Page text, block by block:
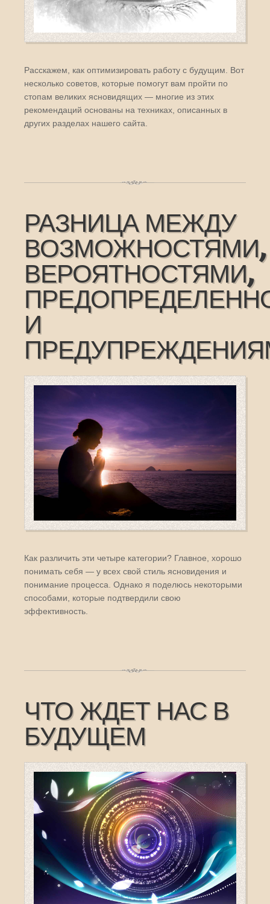
Расскажем, как оптимизировать работу с будущим. Вот
несколько советов, которые помогут вам пройти по
стопам великих ясновидящих — многие из этих
рекомендаций основаны на техниках, описанных в
других разделах нашего сайта.
РАЗНИЦА МЕЖДУ
ВОЗМОЖНОСТЯМИ,
ВЕРОЯТНОСТЯМИ,
И
Как различить эти четыре категории? Главное, хорошо
понимать себя — у всех свой стиль ясновидения и
понимание процесса. Однако я поделюсь некоторыми
способами, которые подтвердили свою
эффективность.
ЧТО ЖДЕТ НАС В
БУДУЩЕМ